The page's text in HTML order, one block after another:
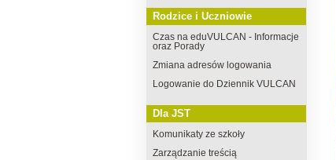
Rodzice i Uczniowie
Czas na eduVULCAN - Informacje
oraz Porady
Zmiana adresów logowania
Logowanie do Dziennik VULCAN
Dla JST
Komunikaty ze szkoły
Zarządzanie treścią